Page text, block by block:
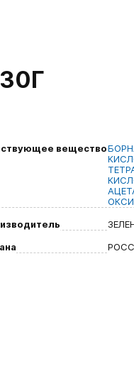
вещество